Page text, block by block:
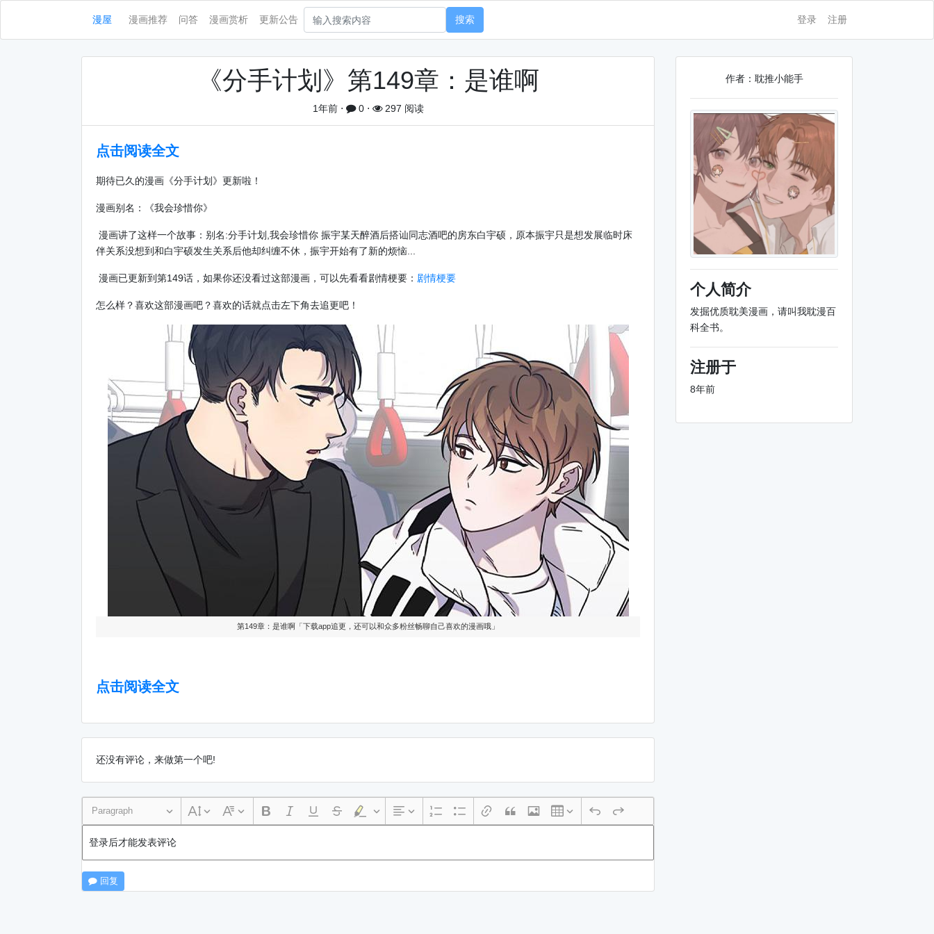
漫屋 漫画推荐 问答 漫画赏析 更新公告 搜索 登录 注册
《分手计划》第149章：是谁啊
1年前⋅ 0⋅ 297 阅读
点击阅读全文
期待已久的漫画《分手计划》更新啦！
漫画别名：《我会珍惜你》
漫画讲了这样一个故事：别名:分手计划,我会珍惜你 振宇某天醉酒后搭讪同志酒吧的房东白宇硕，原本振宇只是想发展临时床
伴关系没想到和白宇硕发生关系后他却纠缠不休，振宇开始有了新的烦恼...
漫画已更新到第149话，如果你还没看过这部漫画，可以先看看剧情梗要： 剧情梗要
怎么样？喜欢这部漫画吧？喜欢的话就点击左下角去追更吧！
第149章：是谁啊「下载app追更，还可以和众多粉丝畅聊自己喜欢的漫画哦」
点击阅读全文
还没有评论，来做第一个吧!
Paragraph
登录后才能发表评论
回复
作者：耽推小能手
个人简介
发掘优质耽美漫画，请叫我耽漫百
科全书。
注册于
8年前